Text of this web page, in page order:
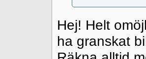
Hej! Helt
ha granskat